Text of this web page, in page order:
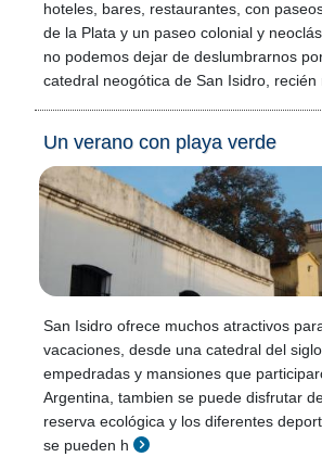
hoteles, bares, restaurantes, con
de la Plata y un paseo colonial y
no podemos dejar de deslumbrarnos
catedral neogótica de San Isidro, recién
Un verano con playa verde
San Isidro ofrece muchos atractivos
vacaciones, desde una catedral del
empedradas y mansiones que
Argentina, tambien se puede disfrutar
reserva ecológica y los diferentes
se pueden h